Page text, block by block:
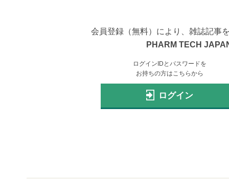
会員登録（無料）により、雑誌記事
PHARM TECH
ログインIDとパスワードを
お持ちの方はこちらから
ログイン